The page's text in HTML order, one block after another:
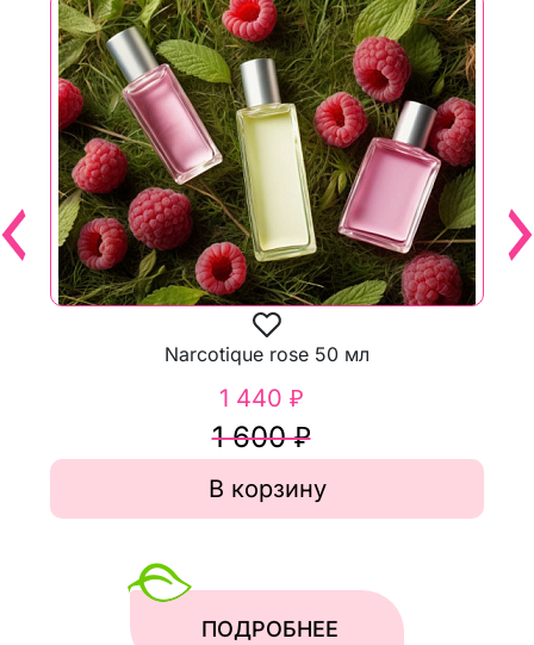
Narcotique rose 50 мл
1 600 ₽
1 440 ₽
В корзину
ПОДРОБНЕЕ